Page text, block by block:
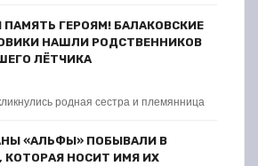
ПАМЯТЬ ГЕРОЯМ! БАЛАКОВСКИЕ
НАШЛИ РОДСТВЕННИКОВ
ЛЁТЧИКА
родная сестра и племянница
«АЛЬФЫ» ПОБЫВАЛИ В
КОТОРАЯ НОСИТ ИМЯ ИХ